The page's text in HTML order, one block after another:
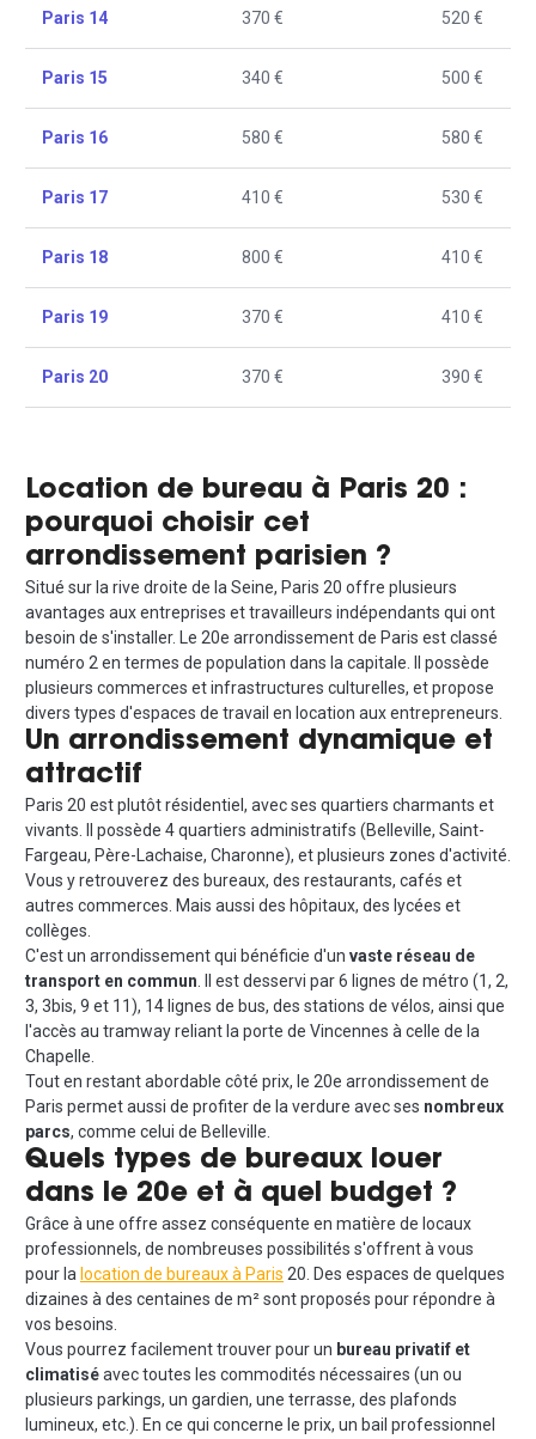
Paris 14 370 € 520 €
Paris 15 340 € 500 €
Paris 16 580 € 580 €
Paris 17 410 € 530 €
Paris 18 800 € 410 €
Paris 19 370 € 410 €
Paris 20 370 € 390 €
Location de bureau à Paris 20 :
pourquoi choisir cet
arrondissement parisien ?
Situé sur la rive droite de la Seine, Paris 20 offre plusieurs
avantages aux entreprises et travailleurs indépendants qui ont
besoin de s'installer. Le 20e arrondissement de Paris est classé
numéro 2 en termes de population dans la capitale. Il possède
plusieurs commerces et infrastructures culturelles, et propose
divers types d'espaces de travail en location aux entrepreneurs.
Un arrondissement dynamique et
attractif
Paris 20 est plutôt résidentiel, avec ses quartiers charmants et
vivants. Il possède 4 quartiers administratifs (Belleville, Saint-
Fargeau, Père-Lachaise, Charonne), et plusieurs zones d'activité.
Vous y retrouverez des bureaux, des restaurants, cafés et
autres commerces. Mais aussi des hôpitaux, des lycées et
collèges.
C'est un arrondissement qui bénéficie d'un vaste réseau de
transport en commun. Il est desservi par 6 lignes de métro (1, 2,
3, 3bis, 9 et 11), 14 lignes de bus, des stations de vélos, ainsi que
l'accès au tramway reliant la porte de Vincennes à celle de la
Chapelle.
Tout en restant abordable côté prix, le 20e arrondissement de
Paris permet aussi de profiter de la verdure avec ses nombreux
parcs, comme celui de Belleville.
Quels types de bureaux louer
dans le 20e et à quel budget ?
Grâce à une offre assez conséquente en matière de locaux
professionnels, de nombreuses possibilités s'offrent à vous
pour la location de bureaux à Paris 20. Des espaces de quelques
dizaines à des centaines de m² sont proposés pour répondre à
vos besoins.
Vous pourrez facilement trouver pour un bureau privatif et
climatiséavec toutes les commodités nécessaires (un ou
plusieurs parkings, un gardien, une terrasse, des plafonds
lumineux, etc.). En ce qui concerne le prix, un bail professionnel